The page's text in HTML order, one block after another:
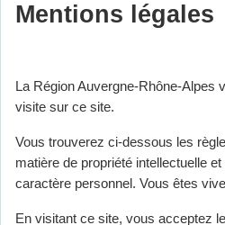
Mentions légales
La Région Auvergne-Rhône-Alpes
visite sur ce site.
Vous trouverez ci-dessous les
matière de propriété intellectuelle
caractère personnel. Vous êtes
En visitant ce site, vous acceptez